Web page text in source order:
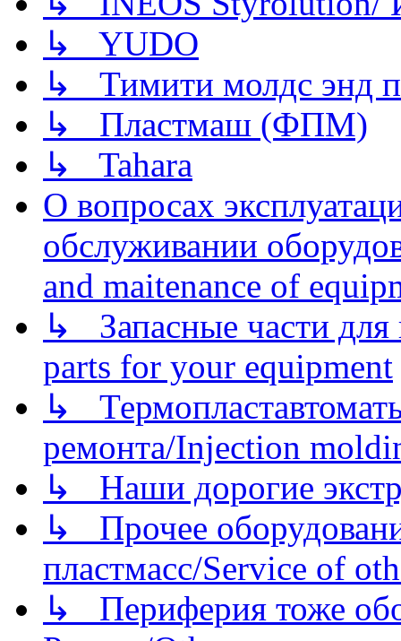
↳ YUDO
↳ Тимити молдс энд
↳ Пластмаш (ФПМ)
↳ Tahara
О вопросах
обслуживании
and maitenance of
↳ Запасные части для
parts for your equipment
↳
ремонта/Injection
↳ Наши дорогие
↳ Прочее
пластмасс/Service of
↳ Периферия тоже